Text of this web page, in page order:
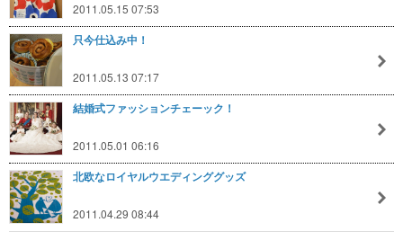
2011.05.15 07:53
只今仕込み中！
2011.05.13 07:17
結婚式ファッションチェーック！
2011.05.01 06:16
北欧なロイヤルウエディンググッズ
2011.04.29 08:44